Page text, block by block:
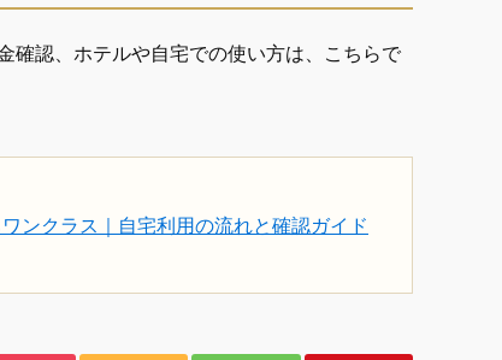
確認、ホテルや自宅での使い方は、こちらで
ンクラス｜自宅利用の流れと確認ガイド